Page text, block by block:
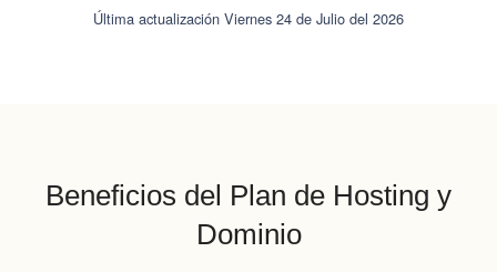
Última actualización Viernes 24 de Julio del 2026
Beneficios del Plan de Hosting y
Dominio